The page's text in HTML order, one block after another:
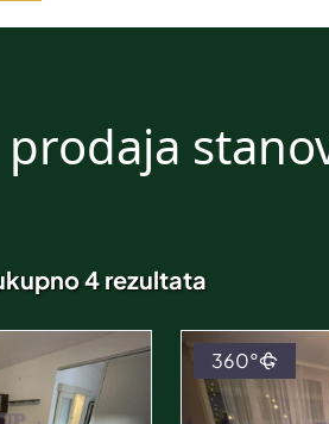
prodaja
4 rezultata
360°